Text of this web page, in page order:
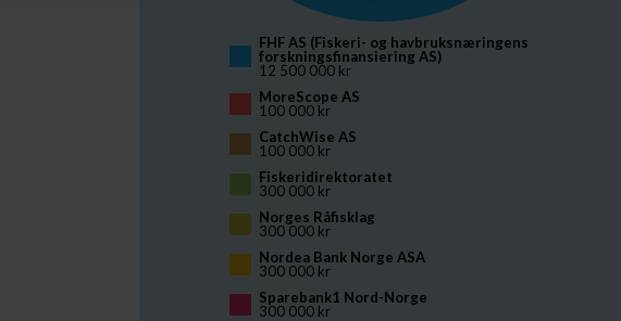
FHF AS (Fiskeri- og havbruksnæringens
forskningsfinansiering AS)
12 500 000 kr
MoreScope AS
100 000 kr
CatchWise AS
100 000 kr
Fiskeridirektoratet
300 000 kr
Norges Råfisklag
300 000 kr
Nordea Bank Norge ASA
300 000 kr
Sparebank1 Nord-Norge
300 000 kr